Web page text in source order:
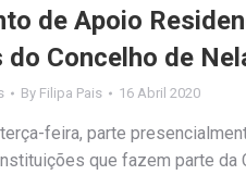
de Apoio
do Concelho de
By Filipa Pais 16 Abril 2020
feira, parte
que fazem parte da